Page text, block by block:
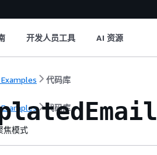
开发人员工具 AI 资源
Examples 代码库
Examples 代码库
焦模式